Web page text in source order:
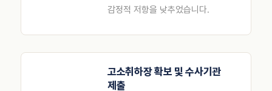
감정적 저항을 낮추었습니다.
고소취하장 확보 및 수사기관
제출